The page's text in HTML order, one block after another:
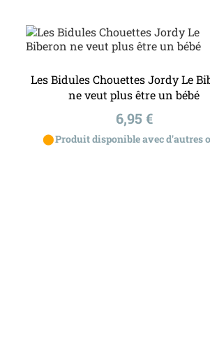
Les Bidules Chouettes Jordy Le
ne veut plus être un bébé
Prix
6,95 €
⬤Produit disponible avec d'autres